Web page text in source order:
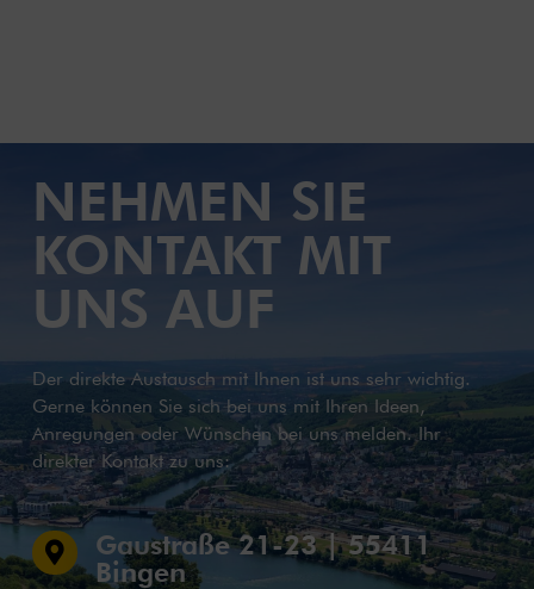
NEHMEN SIE
KONTAKT MIT
UNS AUF
Der direkte Austausch mit Ihnen ist uns sehr wichtig.
Gerne können Sie sich bei uns mit Ihren Ideen,
Anregungen oder Wünschen bei uns melden. Ihr
direkter Kontakt zu uns:

Gaustraße 21-23 | 55411
Bingen